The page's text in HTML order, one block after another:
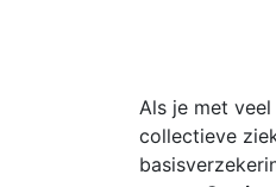
Als je met
collectieve